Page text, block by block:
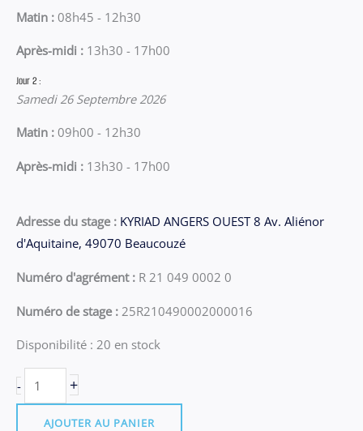
Matin : 08h45 - 12h30
Après-midi : 13h30 - 17h00
Jour 2 :
Samedi 26 Septembre 2026
Matin : 09h00 - 12h30
Après-midi : 13h30 - 17h00
Adresse du stage : KYRIAD ANGERS OUEST 8 Av. Aliénor
d'Aquitaine, 49070 Beaucouzé
Numéro d'agrément : R 21 049 0002 0
Numéro de stage : 25R210490002000016
Disponibilité : 20 en stock
-
de
09.07
+
AJOUTER AU PANIER